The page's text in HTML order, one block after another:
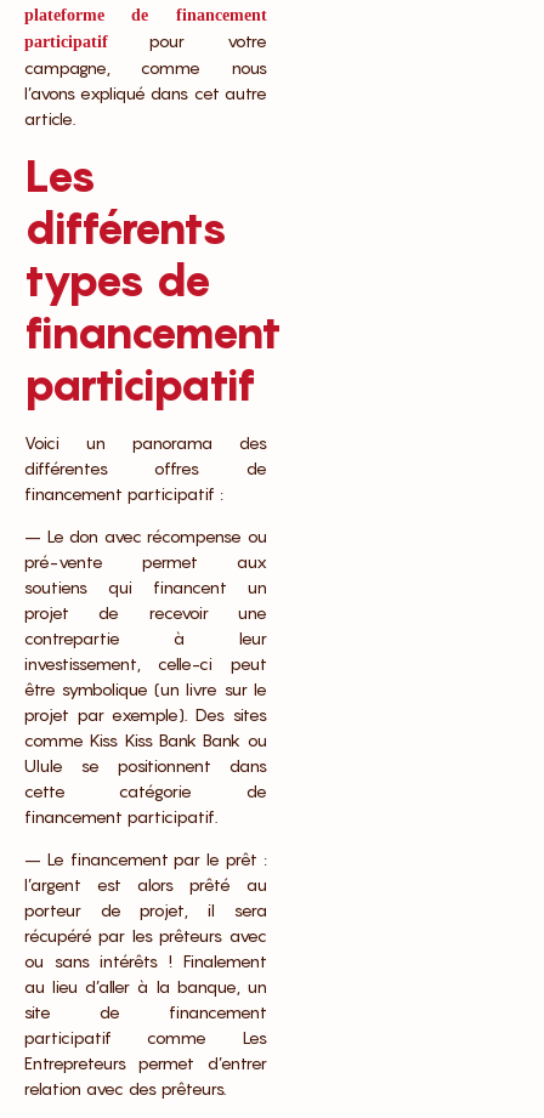
plateforme de financement
participatif pour votre
campagne, comme nous
l’avons expliqué dans cet autre
article.
Les
différents
types de
financement
participatif
Voici un panorama des
différentes offres de
financement participatif :
– Le don avec récompense ou
pré-vente permet aux
soutiens qui financent un
projet de recevoir une
contrepartie à leur
investissement, celle-ci peut
être symbolique (un livre sur le
projet par exemple). Des sites
comme Kiss Kiss Bank Bank ou
Ulule se positionnent dans
cette catégorie de
financement participatif.
– Le financement par le prêt :
l’argent est alors prêté au
porteur de projet, il sera
récupéré par les prêteurs avec
ou sans intérêts ! Finalement
au lieu d’aller à la banque, un
site de financement
participatif comme Les
Entrepreteurs permet d’entrer
relation avec des prêteurs.